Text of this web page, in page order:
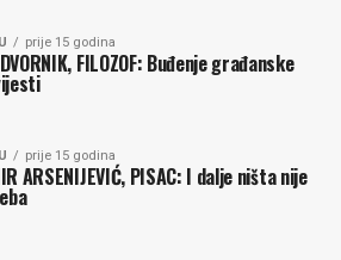
prije 15 godina
FILOZOF: Buđenje građanske
prije 15 godina
ARSENIJEVIĆ, PISAC: I dalje ništa nije